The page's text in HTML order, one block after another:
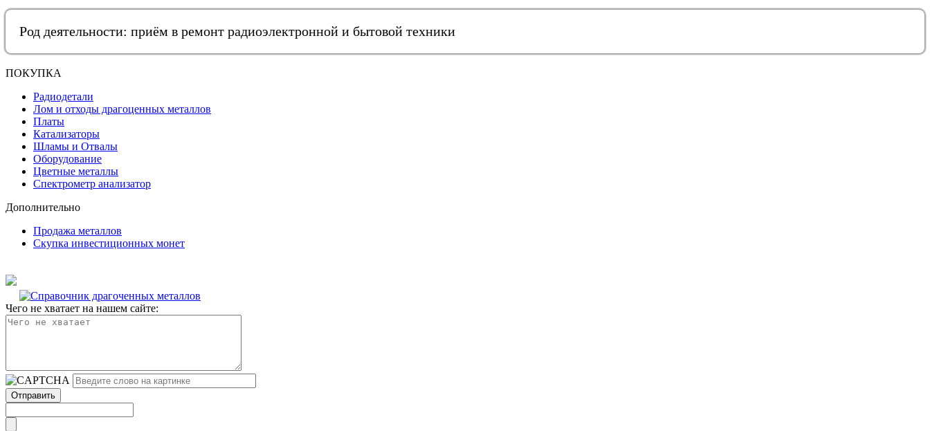
Род деятельности: приём в ремонт радиоэлектронной и бытовой техники
ПОКУПКА
Радиодетали
Лом и отходы драгоценных металлов
Платы
Катализаторы
Шламы и Отвалы
Оборудование
Цветные металлы
Спектрометр анализатор
Дополнительно
Продажа металлов
Скупка инвестиционных монет
Чего не хватает на нашем сайте: